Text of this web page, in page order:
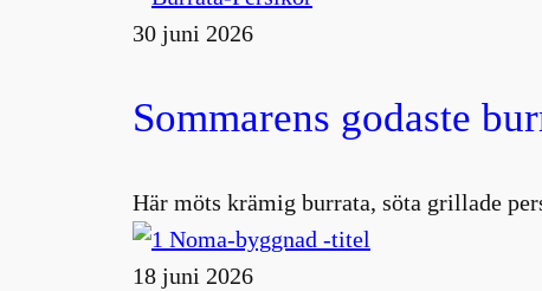
30 juni 2026
Sommarens godaste
Här möts krämig burrata, söta grillade
18 juni 2026